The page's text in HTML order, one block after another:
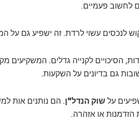
לחשוב פעמיים.
לנכסים עשוי לרדת. זה ישפיע גם על
הסיכויים לקנייה גדלים. המשקיעים
גם בדיונים על השקעות.
עלשוק הנדל"ן. הם נותנים אות
הזדמנות או אזהרה.